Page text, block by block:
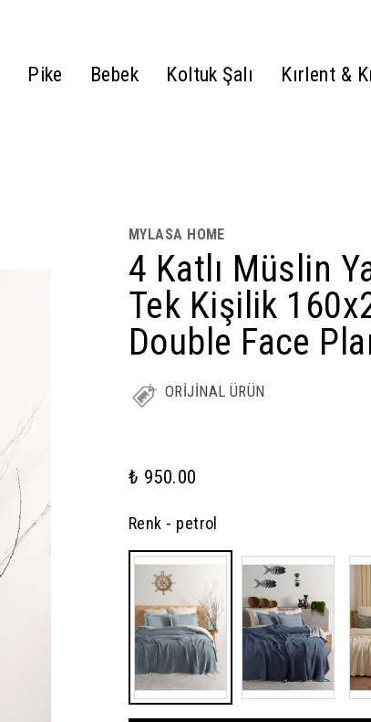
Pike Bebek Koltuk Şalı Kırlent &
MYLASA HOME
4 Katlı Müslin
Tek Kişilik
Double Face
ORİJİNAL ÜRÜN
₺ 950.00
Renk - petrol